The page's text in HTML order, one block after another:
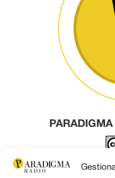
Este obra está bajo